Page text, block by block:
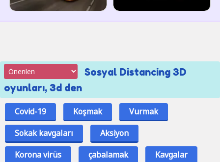
Sosyal Distancing 3D
oyunları, 3d den
Covid-19 Koşmak
Vurmak
Sokak kavgaları
Aksiyon
Korona virüs
çabalamak
Kavgalar